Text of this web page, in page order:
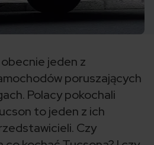
jeden z
poruszających
Polacy pokochali
to jeden z ich
Czy